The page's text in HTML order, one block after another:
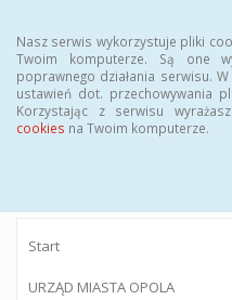
Nasz serwis wykorzystuje pliki
Twoim komputerze. Są one
poprawnego działania serwisu.
ustawień dot. przechowywania
Korzystając z serwisu
cookies na Twoim komputerze.
BIULETYN
Urzędu
Start
URZĄD MIASTA OPOLA